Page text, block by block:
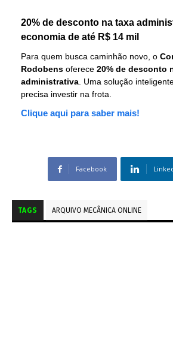
20% de desconto na taxa
economia de até R$ 14 mil
Para quem busca caminhão novo, o
Rodobens oferece 20% de desconto
administrativa . Uma solução
precisa investir na frota.
Clique aqui para saber mais!
Facebook
TAGS ARQUIVO MECÂNICA ONLINE